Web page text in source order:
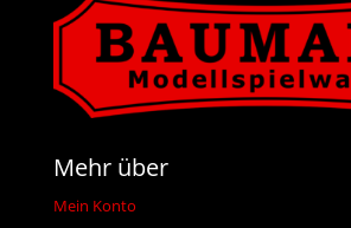
Mehr über
Mein Konto